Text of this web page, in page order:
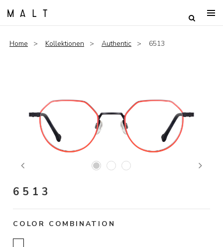
Home Kollektionen Authentic 6513
Previous Next
6513
COLOR COMBINATION